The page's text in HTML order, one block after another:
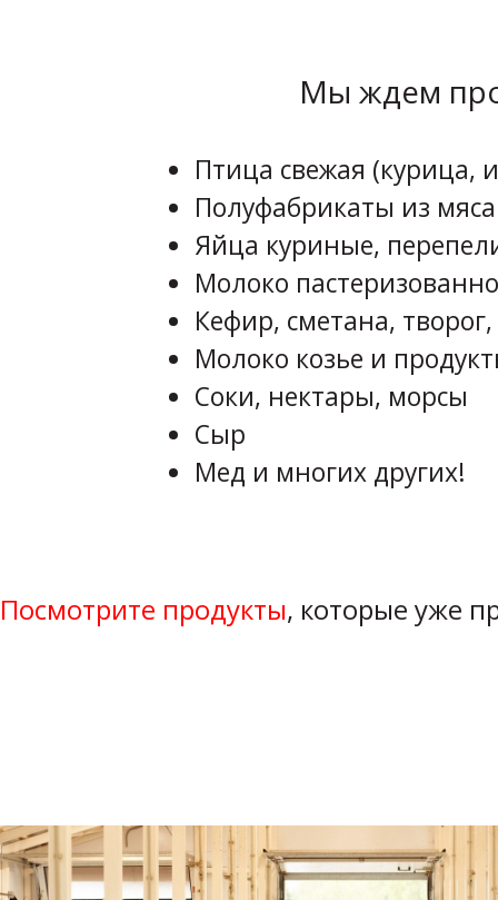
Мы ждем
Птица свежая (курица,
Полуфабрикаты из
Яйца куриные,
Молоко
Кефир, сметана, творог,
Молоко козье и
Соки, нектары, морсы
Сыр
Мед и многих других!
Посмотрите продукты, которые уже